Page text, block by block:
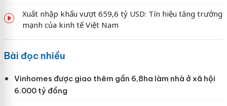
Xuất nhập khẩu vượt 659,6 tỷ USD: Tín hiệu tăng trưởng
mạnh của kinh tế Việt Nam
Bài đọc nhiều
Vinhomes được giao thêm gần 6,8ha làm nhà ở xã hội
6.000 tỷ đồng